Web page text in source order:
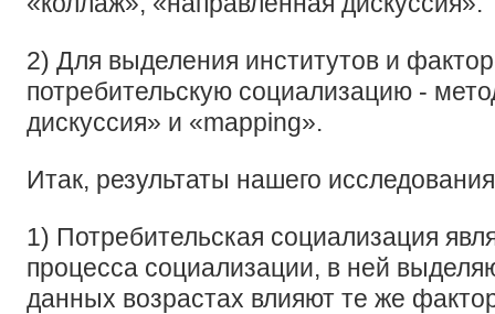
2) Для выделения институтов и
потребительскую социализацию -
дискуссия» и «mapping».
Итак, результаты нашего
1) Потребительская социализация
процесса социализации, в ней
данных возрастах влияют те же